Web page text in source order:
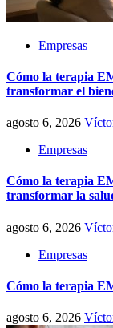
Empresas
Cómo la terapia
transformar el
agosto 6, 2026
Empresas
Cómo la terapia
transformar la
agosto 6, 2026
Empresas
Cómo la terapia
agosto 6, 2026